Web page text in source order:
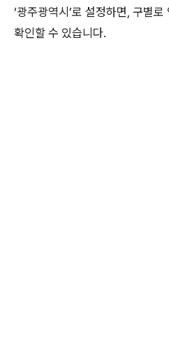
‘광주광역시’로 설정하면, 구별
확인할 수 있습니다.